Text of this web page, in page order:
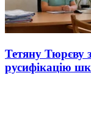
Тетяну Тюрєву
русифікацію